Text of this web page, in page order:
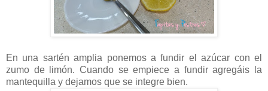
En una sartén amplia ponemos a fundir el azúcar con el
zumo de limón. Cuando se empiece a fundir agregáis la
mantequilla y dejamos que se integre bien.